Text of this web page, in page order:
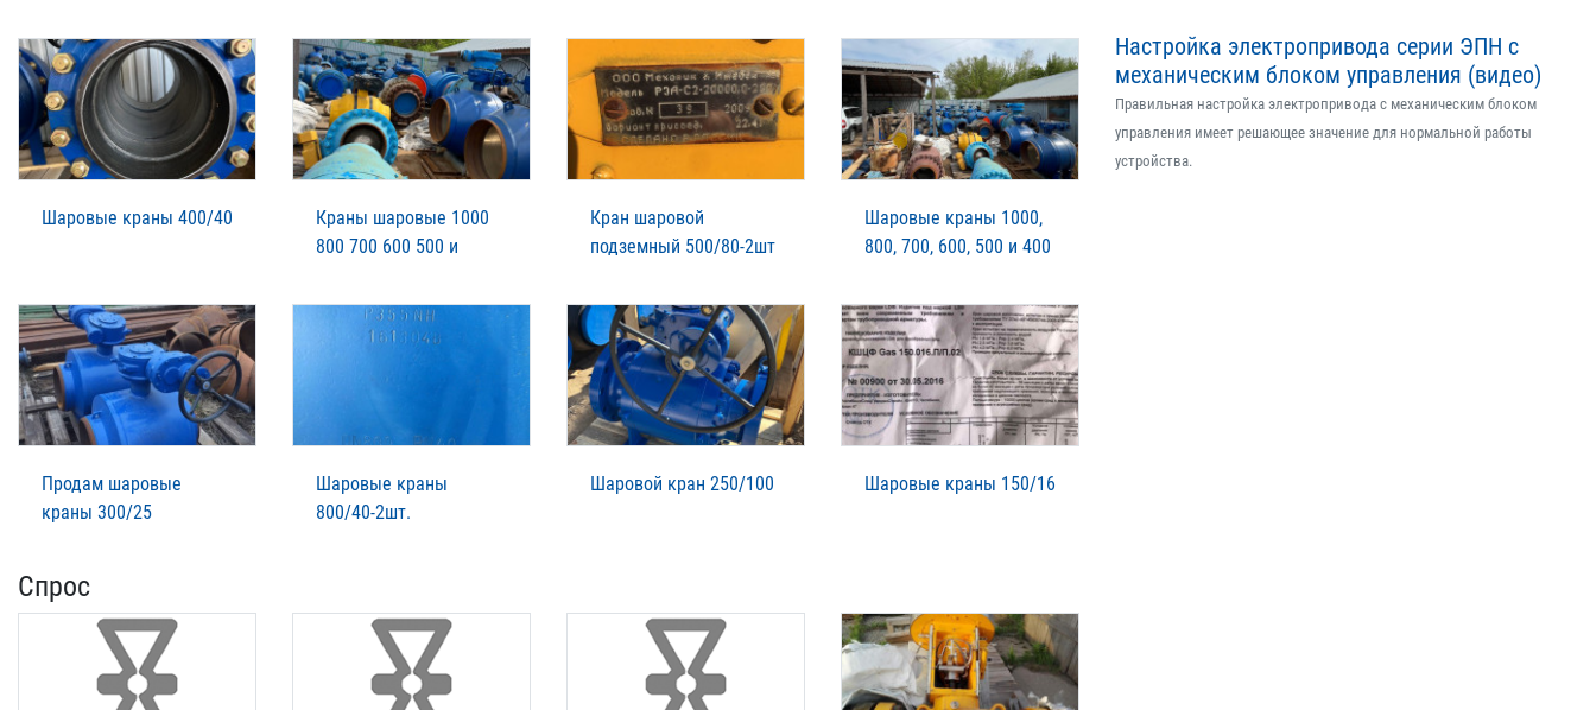
Шаровые краны 400/40
Краны шаровые 1000
800 700 600 500 и
Кран шаровой
подземный 500/80-2шт
Шаровые краны 1000,
800, 700, 600, 500 и 400
Продам шаровые
краны 300/25
Шаровые краны
800/40-2шт.
Шаровой кран 250/100 Шаровые краны 150/16
Спрос
Настройка электропривода серии ЭПН с
механическим блоком управления (видео)
Правильная настройка электропривода с механическим блоком
управления имеет решающее значение для нормальной работы
устройства.